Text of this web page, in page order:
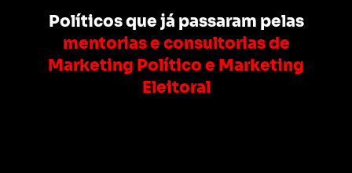
Políticos que já passaram pelas
mentorias e consultorias de
Marketing Político e Marketing
Eleitoral